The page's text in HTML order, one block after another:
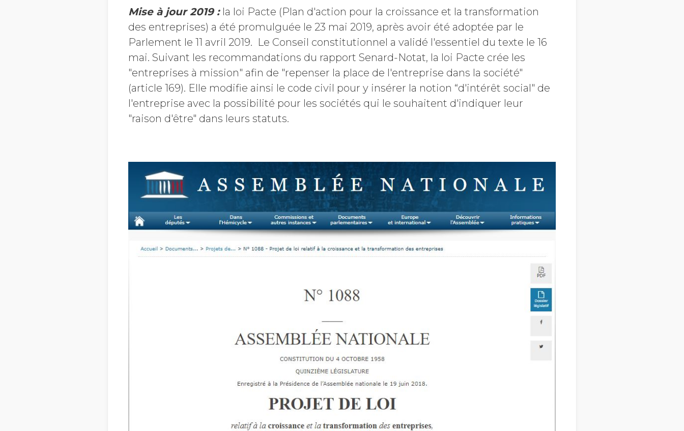
Mise à jour 2019 : la loi Pacte (Plan d'action pour la croissance et la transformation
des entreprises) a été promulguée le 23 mai 2019, après avoir été adoptée par le
Parlement le 11 avril 2019. Le Conseil constitutionnel a validé l'essentiel du texte le 16
mai. Suivant les recommandations du rapport Senard-Notat, la loi Pacte crée les
"entreprises à mission" afin de "repenser la place de l'entreprise dans la société"
(article 169). Elle modifie ainsi le code civil pour y insérer la notion “d'intérêt social" de
l'entreprise avec la possibilité pour les sociétés qui le souhaitent d'indiquer leur
"raison d'être" dans leurs statuts.